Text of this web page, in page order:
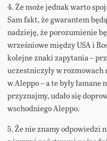
4. Że może jednak warto
Sam fakt, że gwarantem
nadzieję, że porozumienie
wrześniowe między USA i
kolejne znaki zapytania –
uczestniczyły w
w Aleppo – a te były
przyznajmy, udało się
wschodniego Aleppo.
5. Że nie znamy odpowiedzi